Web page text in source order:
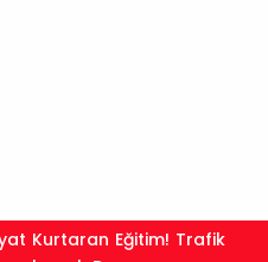
MEB'e ziyaret